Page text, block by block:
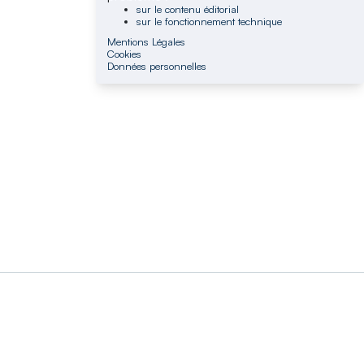
sur le contenu éditorial
sur le fonctionnement technique
Mentions Légales
Cookies
Données personnelles